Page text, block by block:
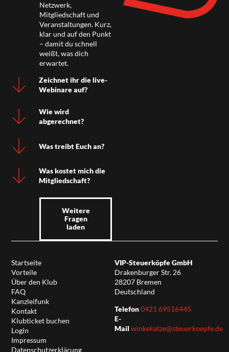
Netzwerk,
Mitgliedschaft und
Veranstaltungen. Kurz,
klar und auf den Punkt
– damit du schnell
weißt, was dich
erwartet.
Zeichnet ihr die live-
Webinare auf?
Wie wird
abgerechnet?
Was treibt Euch an?
Was kostet mich die
Mitgliedschaft?
Weitere
Fragen
laden
Startseite
Vorteile
Über den Klub
FAQ
Kanzleifunk
Kontakt
Klubticket buchen
Login
Impressum
Datenschutzerklärung
VIP-Steuerköpfe GmbH
Drakenburger Str. 26
28207 Bremen
Deutschland
Telefon0421 69516445
E-
Mail winkekatze@steuerkoepfe.de